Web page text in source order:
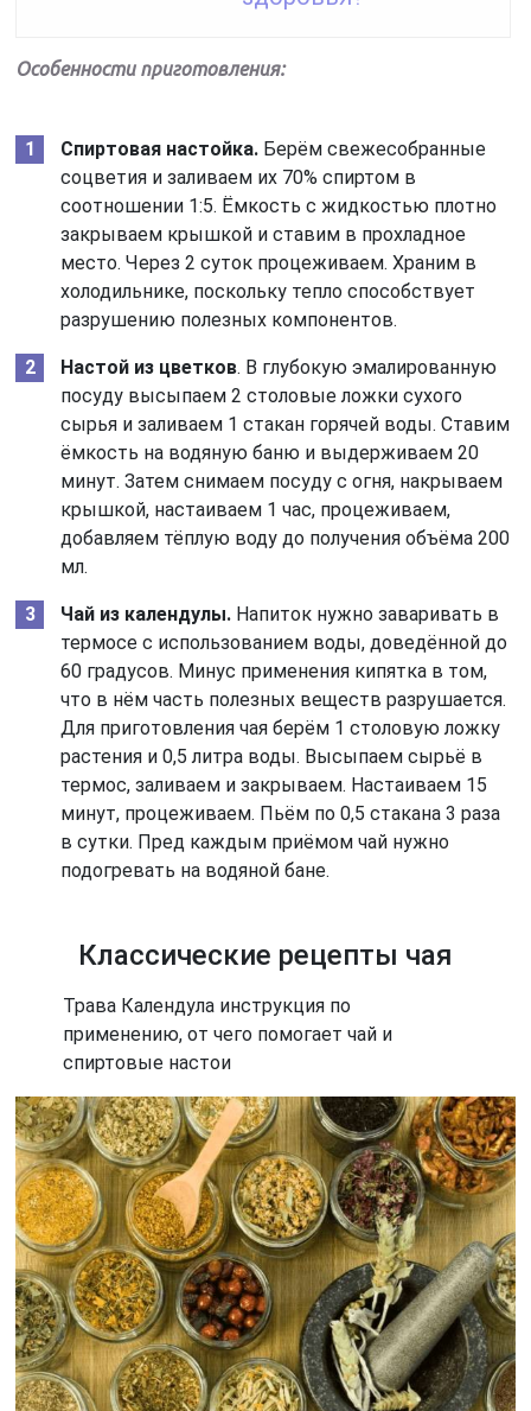
Особенности приготовления:
Спиртовая настойка. Берём свежесобранные
соцветия и заливаем их 70% спиртом в
соотношении 1:5. Ёмкость с жидкостью плотно
закрываем крышкой и ставим в прохладное
место. Через 2 суток процеживаем. Храним в
холодильнике, поскольку тепло способствует
разрушению полезных компонентов.
Настой из цветков. В глубокую эмалированную
посуду высыпаем 2 столовые ложки сухого
сырья и заливаем 1 стакан горячей воды. Ставим
ёмкость на водяную баню и выдерживаем 20
минут. Затем снимаем посуду с огня, накрываем
крышкой, настаиваем 1 час, процеживаем,
добавляем тёплую воду до получения объёма 200
мл.
Чай из календулы. Напиток нужно заваривать в
термосе с использованием воды, доведённой до
60 градусов. Минус применения кипятка в том,
что в нём часть полезных веществ разрушается.
Для приготовления чая берём 1 столовую ложку
растения и 0,5 литра воды. Высыпаем сырьё в
термос, заливаем и закрываем. Настаиваем 15
минут, процеживаем. Пьём по 0,5 стакана 3 раза
в сутки. Пред каждым приёмом чай нужно
подогревать на водяной бане.
Классические рецепты чая
Трава Календула инструкция по
применению, от чего помогает чай и
спиртовые настои